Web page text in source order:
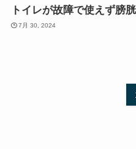
トイレが故障で使えず膀
7月 30, 2024